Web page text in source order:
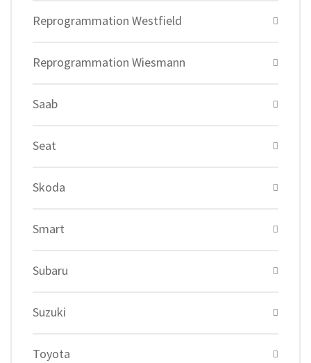
Reprogrammation Westfield
Reprogrammation Wiesmann
Saab
Seat
Skoda
Smart
Subaru
Suzuki
Toyota